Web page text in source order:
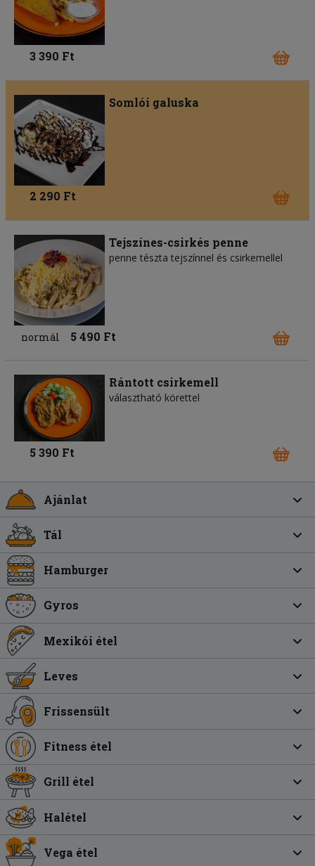
3 390 Ft
Somlói galuska
2 290 Ft
Tejszínes-csirkés penne
penne tészta tejszínnel és csirkemellel
normál 5 490 Ft
Rántott csirkemell
választható körettel
5 390 Ft
Ajánlat
Tál
Hamburger
Gyros
Mexikói étel
Leves
Frissensült
Fitness étel
Grill étel
Halétel
Vega étel